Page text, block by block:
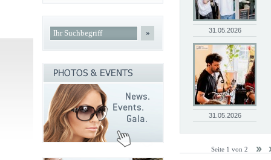
31.05.2026
31.05.2026
Seite 1 von 2
»